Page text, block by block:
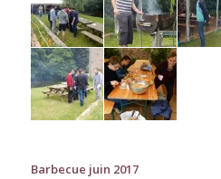
Barbecue juin 2017